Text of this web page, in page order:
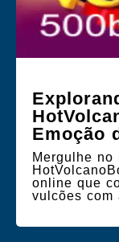
Emoção
Mergulhe no
online que
vulcões com